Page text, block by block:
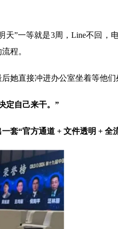
”一等就是3周，Line不回，
程。
她直接冲进办公室坐着等他们
定自己来干。”
一套“官方通道 + 文件透明 +